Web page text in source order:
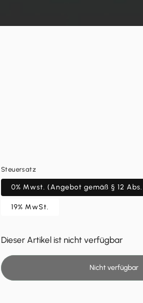
Steuersatz
0% Mwst. (Angebot gemäß § 12
19% MwSt.
Dieser Artikel ist nicht verfügbar
Nicht verfügbar